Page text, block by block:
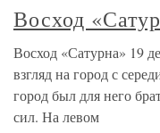
Восход
Восход «Сатурна» 19
взгляд на город с
город был для него
сил. На левом